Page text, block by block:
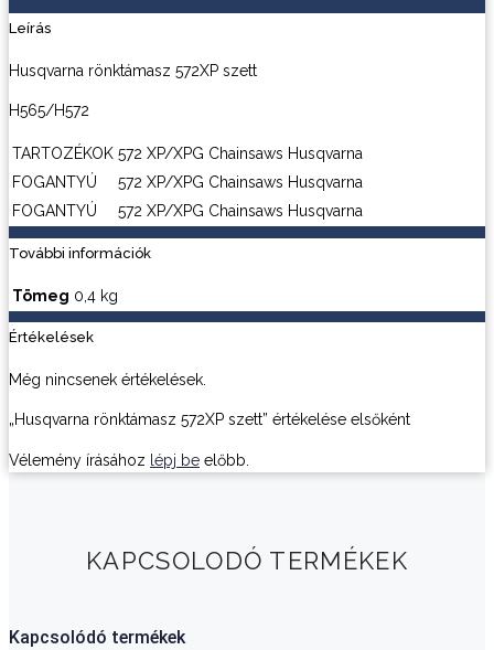
Leírás
Husqvarna rönktámasz 572XP szett
H565/H572
TARTOZÉKOK 572 XP/XPG Chainsaws Husqvarna
FOGANTYÚ
572 XP/XPG Chainsaws Husqvarna
FOGANTYÚ
572 XP/XPG Chainsaws Husqvarna
További információk
Tömeg 0,4 kg
Értékelések
Még nincsenek értékelések.
„Husqvarna rönktámasz 572XP szett” értékelése elsőként
Vélemény írásához lépj be előbb.
KAPCSOLODÓ TERMÉKEK
Kapcsolódó termékek